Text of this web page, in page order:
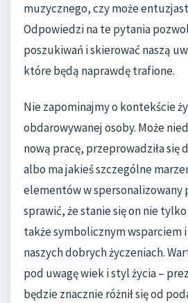
muzycznego, czy może
Odpowiedzi na te pytania
poszukiwań i skierować naszą
które będą naprawdę trafione.
Nie zapominajmy o kontekście
obdarowywanej osoby. Może
nową pracę, przeprowadziła się
albo ma jakieś szczególne
elementów w spersonalizowany
sprawić, że stanie się on nie
także symbolicznym wsparciem
naszych dobrych życzeniach.
pod uwagę wiek i styl życia –
będzie znacznie różnił się od